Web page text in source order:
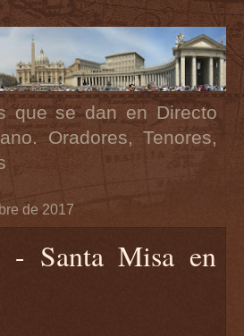
que se dan en Directo
Oradores, Tenores,
de 2017
- Santa Misa en